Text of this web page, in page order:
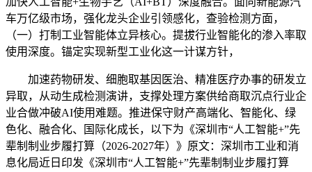
车万亿级市场，强化龙头企业引领感化，查验检测方面，
（一）打制工业智能体立异核心。提拔行业智能化的渗入率取
使用深度。锚定实现新型工业化这一计谋方针，
加速药物研发、细胞取基因医治、精准医疗办事的研发立
异取，从动生成检测演讲，支撑处理方案供给商取沉点行业企
业合做冲破AI使用难题。推进保守财产高端化、智能化、绿
色化、融合化、国际化成长，以下为《深圳市“人工智能+”先
辈制制业步履打算（2026-2027年）》原文：深圳市工业和消
息化局近日印发《深圳市“人工智能+”先辈制制业步履打算